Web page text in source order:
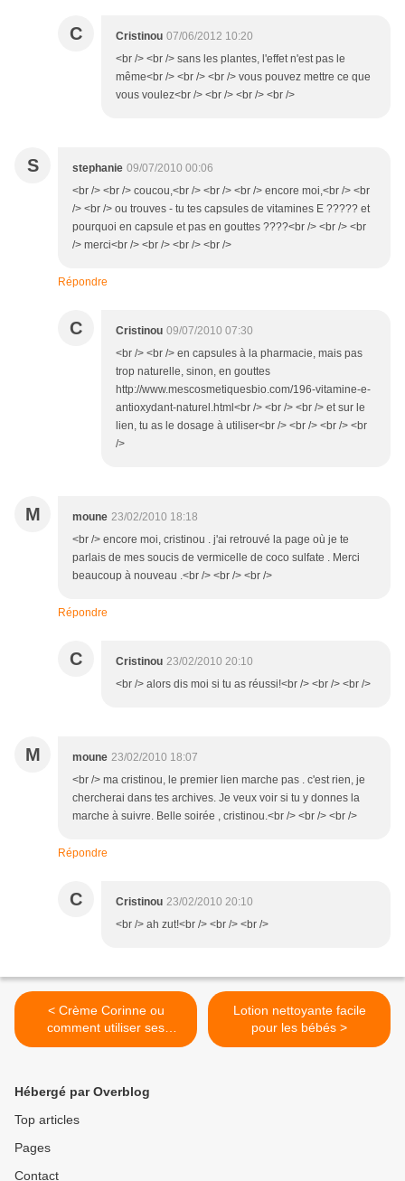
C Cristinou 07/06/2012 10:20
<br /> <br /> sans les plantes, l'effet n'est pas le
même<br /> <br /> <br /> vous pouvez mettre ce que
vous voulez<br /> <br /> <br /> <br />
S stephanie 09/07/2010 00:06
<br /> <br /> coucou,<br /> <br /> <br /> encore moi,<br /> <br
/> <br /> ou trouves - tu tes capsules de vitamines E ????? et
pourquoi en capsule et pas en gouttes ????<br /> <br /> <br
/> merci<br /> <br /> <br /> <br />
Répondre
C Cristinou 09/07/2010 07:30
<br /> <br /> en capsules à la pharmacie, mais pas
trop naturelle, sinon, en gouttes
http://www.mescosmetiquesbio.com/196-vitamine-e-
antioxydant-naturel.html<br /> <br /> <br /> et sur le
lien, tu as le dosage à utiliser<br /> <br /> <br /> <br
/>
M moune 23/02/2010 18:18
<br /> encore moi, cristinou . j'ai retrouvé la page où je te
parlais de mes soucis de vermicelle de coco sulfate . Merci
beaucoup à nouveau .<br /> <br /> <br />
Répondre
C Cristinou 23/02/2010 20:10
<br /> alors dis moi si tu as réussi!<br /> <br /> <br />
M moune 23/02/2010 18:07
<br /> ma cristinou, le premier lien marche pas . c'est rien, je
chercherai dans tes archives. Je veux voir si tu y donnes la
marche à suivre. Belle soirée , cristinou.<br /> <br /> <br />
Répondre
C Cristinou 23/02/2010 20:10
<br /> ah zut!<br /> <br /> <br />
< Crème Corinne ou
comment utiliser ses
ingrédients maison
Lotion nettoyante facile
pour les bébés >
Hébergé par Overblog
Top articles
Pages
Contact